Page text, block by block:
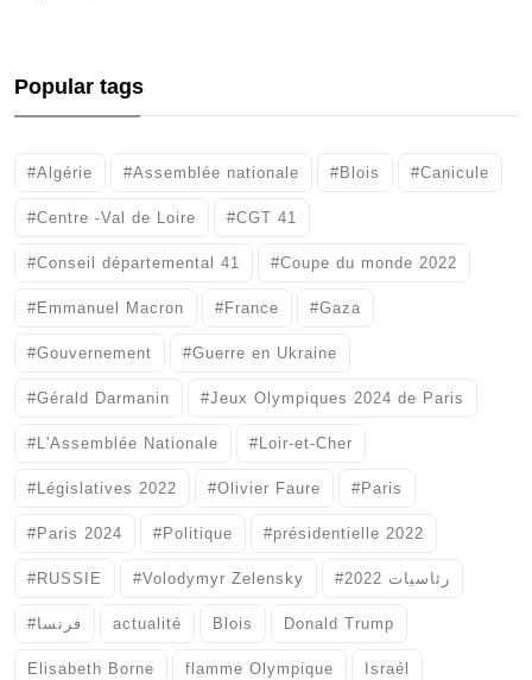
Popular tags
#Algérie #Assemblée nationale #Blois #Canicule
#Centre -Val de Loire #CGT 41
#Conseil départemental 41 #Coupe du monde 2022
#Emmanuel Macron #France #Gaza
#Gouvernement #Guerre en Ukraine
#Gérald Darmanin #Jeux Olympiques 2024 de Paris
#L'Assemblée Nationale #Loir-et-Cher
#Législatives 2022 #Olivier Faure #Paris
#Paris 2024 #Politique #présidentielle 2022
#RUSSIE #Volodymyr Zelensky #رئاسيات 2022
#فرنسا actualité Blois Donald Trump
Elisabeth Borne flamme Olympique Israél